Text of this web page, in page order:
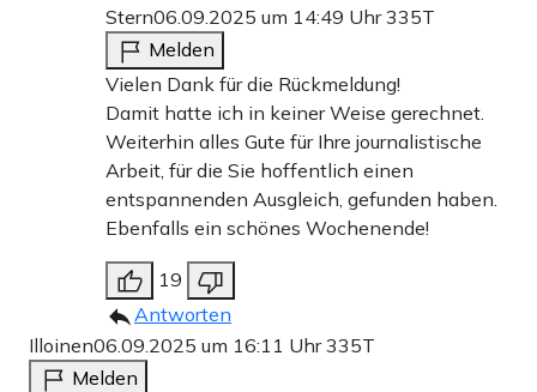
Stern06.09.2025 um 14:49 Uhr335T
Melden
Vielen Dank für die Rückmeldung!
Damit hatte ich in keiner Weise gerechnet.
Weiterhin alles Gute für Ihre journalistische
Arbeit, für die Sie hoffentlich einen
entspannenden Ausgleich, gefunden haben.
Ebenfalls ein schönes Wochenende!
19
Antworten
Illoinen06.09.2025 um 16:11 Uhr335T
Melden